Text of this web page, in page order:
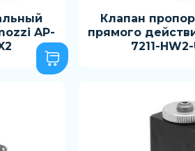
AP-
Клапан
прямого
7211-